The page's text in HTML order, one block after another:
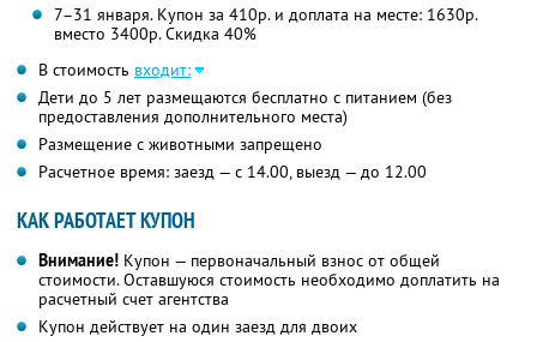
7–31 января. Купон за 410р. и доплата на месте: 1630р.
вместо 3400р. Скидка 40%
В стоимость входит:
Дети до 5 лет размещаются бесплатно с питанием (без
предоставления дополнительного места)
Размещение с животными запрещено
Расчетное время: заезд — с 14.00, выезд — до 12.00
КАК РАБОТАЕТ КУПОН
Внимание! Купон — первоначальный взнос от общей
стоимости. Оставшуюся стоимость необходимо доплатить на
расчетный счет агентства
Купон действует на один заезд для двоих